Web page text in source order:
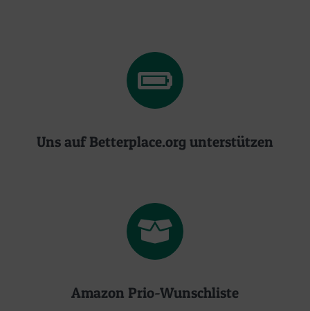
Uns auf Betterplace.org unterstützen
Amazon Prio-Wunschliste